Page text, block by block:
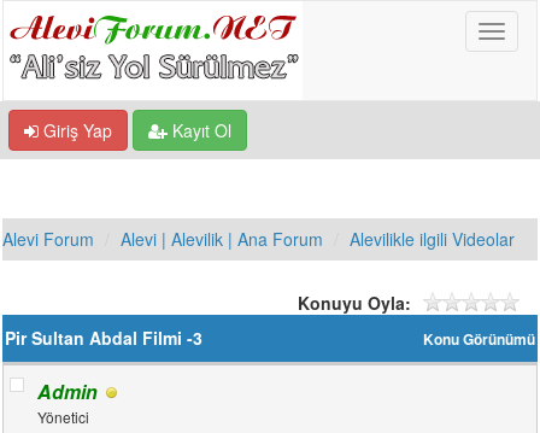
Giriş Yap Kayıt Ol
Alevi Forum Alevi | Alevilik | Ana Forum Alevilikle ilgili Videolar
Konuyu Oyla:
Konu Görünümü
Pir Sultan Abdal Filmi -3
Admin
Yönetici